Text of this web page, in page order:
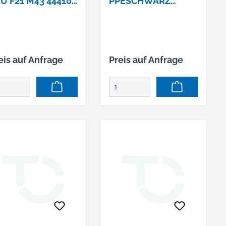
auf Anfrage Preis auf Anfrage